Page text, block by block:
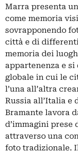
Marra presenta
come memoria
sovrapponendo
città e di
memoria dei
appartenenza e
globale in cui le
l’una all’altra
Russia all’Italia e
Bramante lavora
d’immagini
attraverso una
foto tradizionale.